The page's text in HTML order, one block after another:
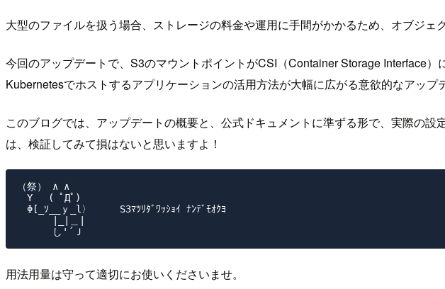
大型のファイルを扱う場合、ストレージの料金や運用に手間がかかるため、オブジ
今回のアップデートで、S3のマウントポイントがCSI（Container Storage Interface
Kubernetesでホストするアプリケーションの活用方法が大幅に広がる意欲的なアップ
このブログでは、アップデートの概要と、公式ドキュメントに準ずる形で、実際の
は、検証してみて損はないと思いますよ！
（祭） ∧ ∧
Y　 ( ﾟДﾟ)
Φ[_ｿ__ｙ_l〉     S3ﾏﾂﾘﾀﾞﾜｯｼｮｲ ﾅﾝﾃﾞﾓｵｸﾖ
用法用量は守って適切にお使いくださいませ。